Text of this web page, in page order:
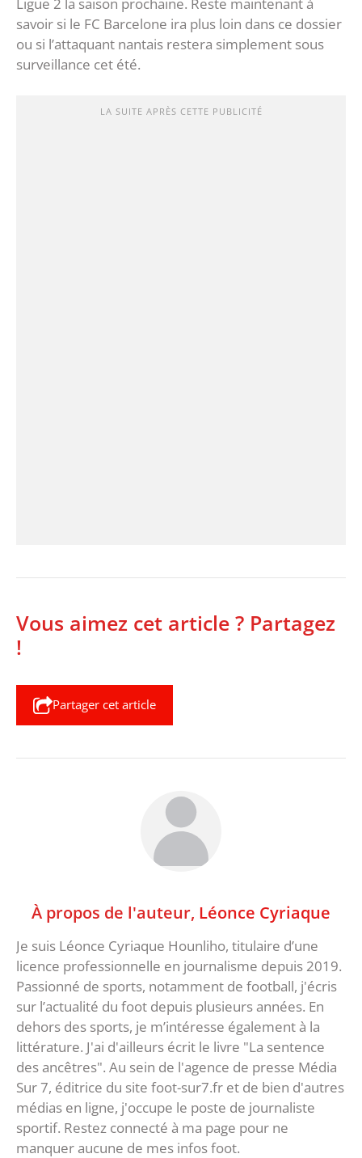
savoir si le FC Barcelone ira plus loin dans ce dossier
ou si l’attaquant nantais restera simplement sous
surveillance cet été.
LA SUITE APRÈS CETTE PUBLICITÉ
Vous aimez cet article ? Partagez
!
Partager cet article
À propos de l'auteur, Léonce Cyriaque
Je suis Léonce Cyriaque Hounliho, titulaire d’une
licence professionnelle en journalisme depuis 2019.
Passionné de sports, notamment de football, j'écris
sur l’actualité du foot depuis plusieurs années. En
dehors des sports, je m’intéresse également à la
littérature. J'ai d'ailleurs écrit le livre "La sentence
des ancêtres". Au sein de l'agence de presse Média
Sur 7, éditrice du site foot-sur7.fr et de bien d'autres
médias en ligne, j'occupe le poste de journaliste
sportif. Restez connecté à ma page pour ne
manquer aucune de mes infos foot.